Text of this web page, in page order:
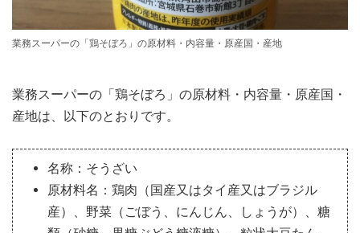
業務スーパーの「鶏そぼろ」の原材料・内容量・原産国・産地
業務スーパーの「鶏そぼろ」の原材料・内容量・原産国・
産地は、以下のとおりです。
名称：そうざい
原材料名：鶏肉（国産又はタイ産又はブラジル
産）、野菜（ごぼう、にんじん、しょうが）、糖